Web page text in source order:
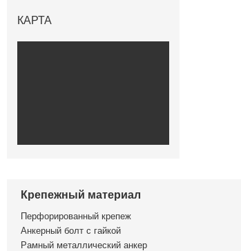
КАРТА
Крепежный материал
Перфорированный крепеж
Анкерный болт с гайкой
Рамный металлический анкер